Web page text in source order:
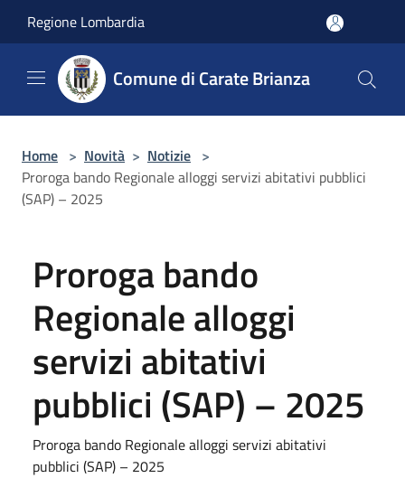
Regione Lombardia
Comune di Carate Brianza
Home > Novità > Notizie >
Proroga bando Regionale alloggi servizi abitativi pubblici
(SAP) – 2025
Proroga bando
Regionale alloggi
servizi abitativi
pubblici (SAP) – 2025
Proroga bando Regionale alloggi servizi abitativi
pubblici (SAP) – 2025